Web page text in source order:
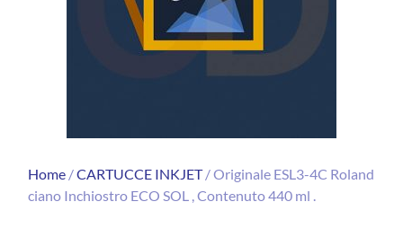
Home /CARTUCCE INKJET/ Originale ESL3-4C Roland
ciano Inchiostro ECO SOL , Contenuto 440 ml .